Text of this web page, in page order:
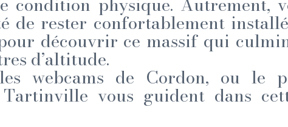
de rester confortablement
découvrir ce massif qui
d’altitude.
webcams de Cordon, ou le
vous guident dans